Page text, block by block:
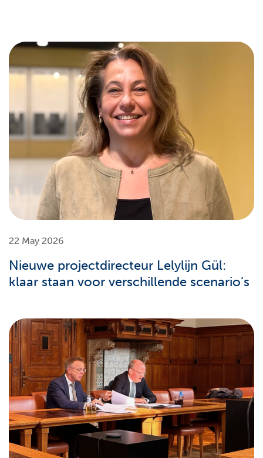
22 May 2026
Nieuwe projectdirecteur Lelylijn Gül:
klaar staan voor verschillende scenario’s